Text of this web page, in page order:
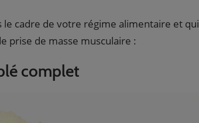
le cadre de votre régime alimentaire et qui
prise de masse musculaire :
complet